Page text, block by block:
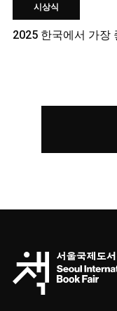
시상식
2025 한국에서 가장